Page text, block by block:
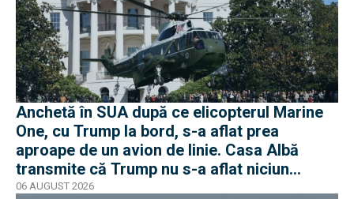
Anchetă în SUA după ce elicopterul Marine
One, cu Trump la bord, s-a aflat prea
aproape de un avion de linie. Casa Albă
transmite că Trump nu s-a aflat niciun
moment în pericol
06 AUGUST 2026